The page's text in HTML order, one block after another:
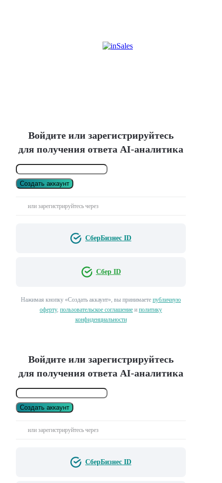
Войдите или зарегистрируйтесь
для получения ответа AI-аналитика
Создать аккаунт
или зарегистрируйтесь через
СберБизнес ID
Сбер ID
Нажимая кнопку «Создать аккаунт», вы принимаете публичную
оферту, пользовательское соглашение и политику
конфиденциальности
Войдите или зарегистрируйтесь
для получения ответа AI-аналитика
Создать аккаунт
или зарегистрируйтесь через
СберБизнес ID